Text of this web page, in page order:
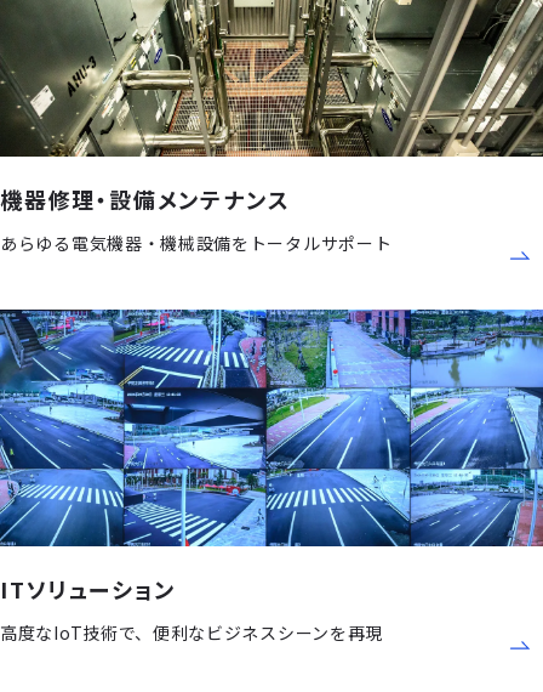
機器修理・設備メンテナンス
あらゆる電気機器・機械設備をトータルサポート
ITソリューション
高度なIoT技術で、便利なビジネスシーンを再現